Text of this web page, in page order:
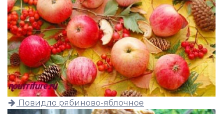
Повидло рябиново-яблочное